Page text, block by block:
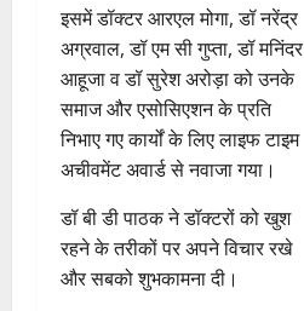
इसमें डॉक्टर आरएल मोगा, डॉ नरेंद्र
अग्रवाल, डॉ एम सी गुप्ता, डॉ मनिंदर
आहूजा व डॉ सुरेश अरोड़ा को उनके
समाज और एसोसिएशन के प्रति
निभाए गए कार्यों के लिए लाइफ टाइम
अचीवमेंट अवार्ड से नवाजा गया।
डॉ बी डी पाठक ने डॉक्टरों को खुश
रहने के तरीकों पर अपने विचार रखे
और सबको शुभकामना दी।